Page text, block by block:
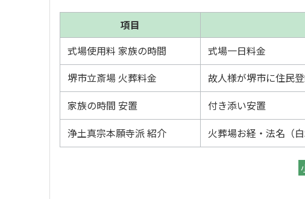
項目
式場使用料 家族の時間
式場一日料金
堺市立斎場 火葬料金
故人様が堺市に住民
家族の時間 安置
付き添い安置
浄土真宗本願寺派 紹介
火葬場お経・法名（白